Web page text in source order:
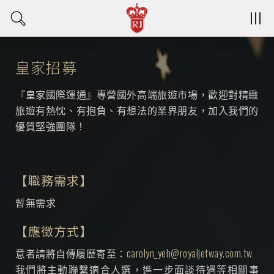
皇家招募
『皇家國際運通』專營國外高端旅遊市場，歡迎對精緻
旅遊有熱忱、有抱負、有想法的業界朋友，加入我們的
優質堅強團隊！
【職務需求】
暫無需求
【應徵方式】
意者請將自傳履歷寄至： carolyn_yeh@royaljetway.com.tw
我們將主動聯繫適合人選，進一步面談待遇等相關事